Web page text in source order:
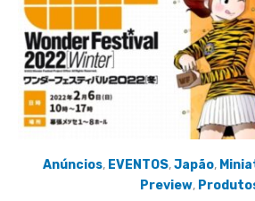
Anúncios, EVENTOS,Japão,
Preview,